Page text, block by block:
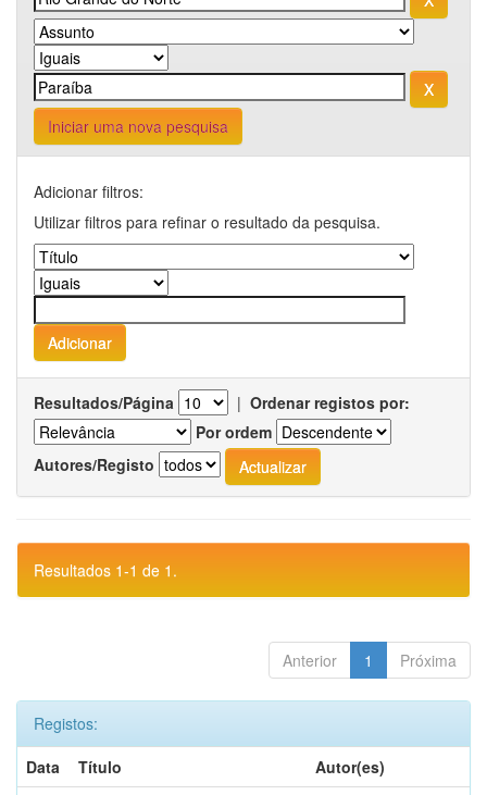
Iniciar uma nova pesquisa
Adicionar filtros:
Utilizar filtros para refinar o resultado da pesquisa.
Resultados/Página | Ordenar registos por:
Por ordem
Autores/Registo
Resultados 1-1 de 1.
Anterior 1 Próxima
Registos:
Data
Título
Autor(es)